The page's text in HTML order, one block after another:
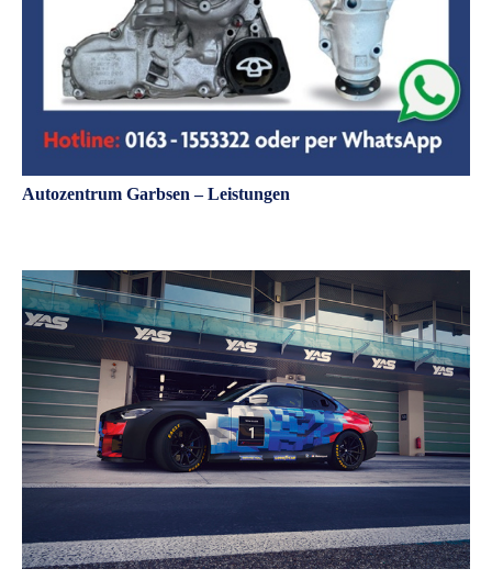
Autozentrum Garbsen – Leistungen